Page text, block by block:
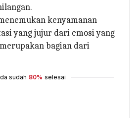
kenyamanan
yang jujur dari emosi yang
bagian dari
sudah 80% selesai